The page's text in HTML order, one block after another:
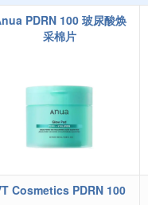
PDRN 100 玻尿酸焕
采棉片
Cosmetics PDRN 100